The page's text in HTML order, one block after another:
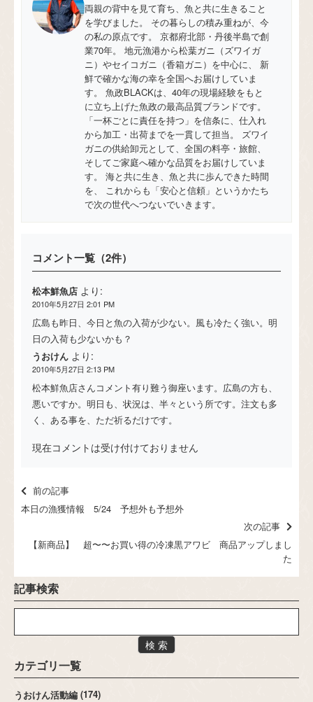
両親の背中を見て育ち、魚と共に生きること
を学びました。 その暮らしの積み重ねが、今
の私の原点です。 京都府北部・丹後半島で創
業70年。 地元漁港から松葉ガニ（ズワイガ
ニ）やセイコガニ（香箱ガニ）を中心に、 新
鮮で確かな海の幸を全国へお届けしていま
す。 魚政BLACKは、40年の現場経験をもと
に立ち上げた魚政の最高品質ブランドです。
「一杯ごとに責任を持つ」を信条に、仕入れ
から加工・出荷までを一貫して担当。 ズワイ
ガニの供給卸元として、全国の料亭・旅館、
そしてご家庭へ確かな品質をお届けしていま
す。 海と共に生き、魚と共に歩んできた時間
を、 これからも「安心と信頼」というかたち
で次の世代へつないでいきます。
コメント一覧（2件）
松本鮮魚店 より:
2010年5月27日 2:01 PM
広島も昨日、今日と魚の入荷が少ない。風も冷たく強い。明
日の入荷も少ないかも？
うおけん より:
2010年5月27日 2:13 PM
松本鮮魚店さんコメント有り難う御座います。広島の方も、
悪いですか。明日も、状況は、半々という所です。注文も多
く、ある事を、ただ祈るだけです。
現在コメントは受け付けておりません
前の記事
本日の漁獲情報 5/24 予想外も予想外
次の記事
【新商品】 超〜〜お買い得の冷凍黒アワビ 商品アップしまし
た
記事検索
検 索
カテゴリ一覧
うおけん活動編 (174)